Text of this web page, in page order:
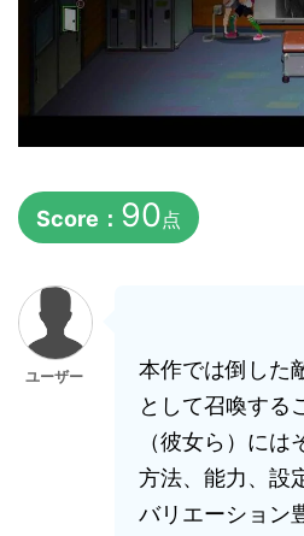
Score： 90点
ユーザー
本作では倒した
として召喚する
（彼女ら）に
方法、能力、設
バリエーション